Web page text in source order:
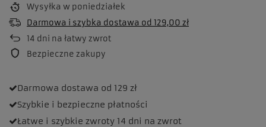
Wysyłka w poniedziałek
Darmowa i szybka dostawa od 129,00 zł
14 dni na łatwy zwrot
Bezpieczne zakupy
Darmowa dostawa od 129 zł
Szybkie i bezpieczne płatności
Łatwe i szybkie zwroty 14 dni na zwrot